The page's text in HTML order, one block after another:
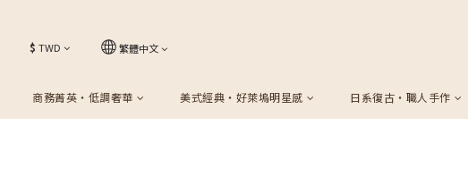
$ TWD 繁體中文
商務菁英・低調奢華 美式經典・好萊塢明星感 日系復古・職人手作